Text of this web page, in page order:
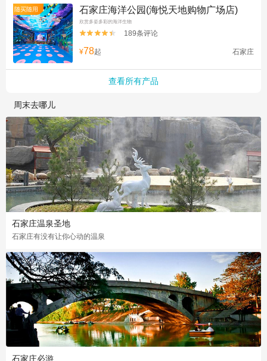
随买随用 石家庄海洋公园(海悦天地购物广场店)
欣赏多姿多彩的海洋生物

 189条评论
¥78起 石家庄
查看所有产品
周末去哪儿
石家庄温泉圣地
石家庄有没有让你心动的温泉
石家庄必游